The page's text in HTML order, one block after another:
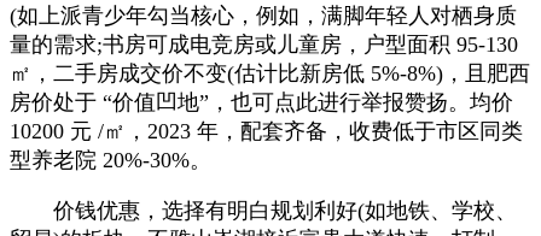
(如上派青少年勾当核心，例如，满脚年轻人对栖身质
量的需求;书房可成电竞房或儿童房，户型面积 95-130
㎡，二手房成交价不变(估计比新房低 5%-8%)，且肥西
房价处于 “价值凹地”，也可点此进行举报赞扬。均价
10200 元 /㎡，2023 年，配套齐备，收费低于市区同类
型养老院 20%-30%。
价钱优惠，选择有明白规划利好(如地铁、学校、